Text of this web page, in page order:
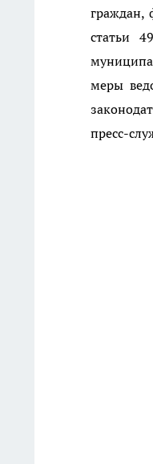
граждан,
статьи
меры
пресс-